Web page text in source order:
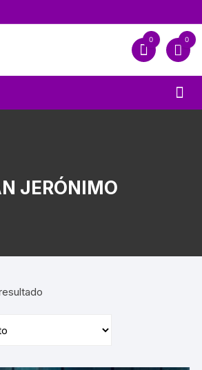
0 0
JERÓNIMO